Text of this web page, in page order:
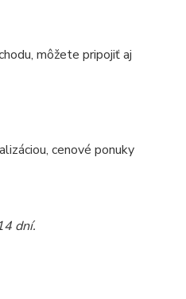
môžete pripojiť aj
cenové ponuky
dní.